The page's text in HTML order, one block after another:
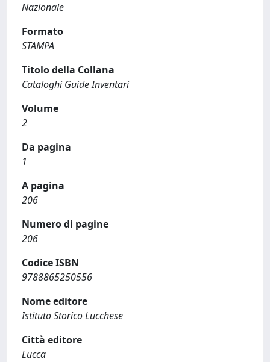
Nazionale
Formato
STAMPA
Titolo della Collana
Cataloghi Guide Inventari
Volume
2
Da pagina
1
A pagina
206
Numero di pagine
206
Codice ISBN
9788865250556
Nome editore
Istituto Storico Lucchese
Città editore
Lucca